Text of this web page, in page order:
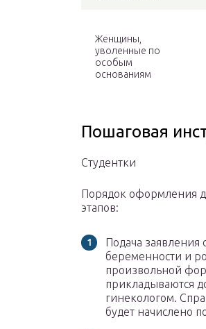
Женщины,
уволенные по
особым
основаниям
Пошаговая
Студентки
Порядок оформления
этапов:
Подача заявления
беременности и
произвольной
прикладываются
гинекологом.
будет начислено